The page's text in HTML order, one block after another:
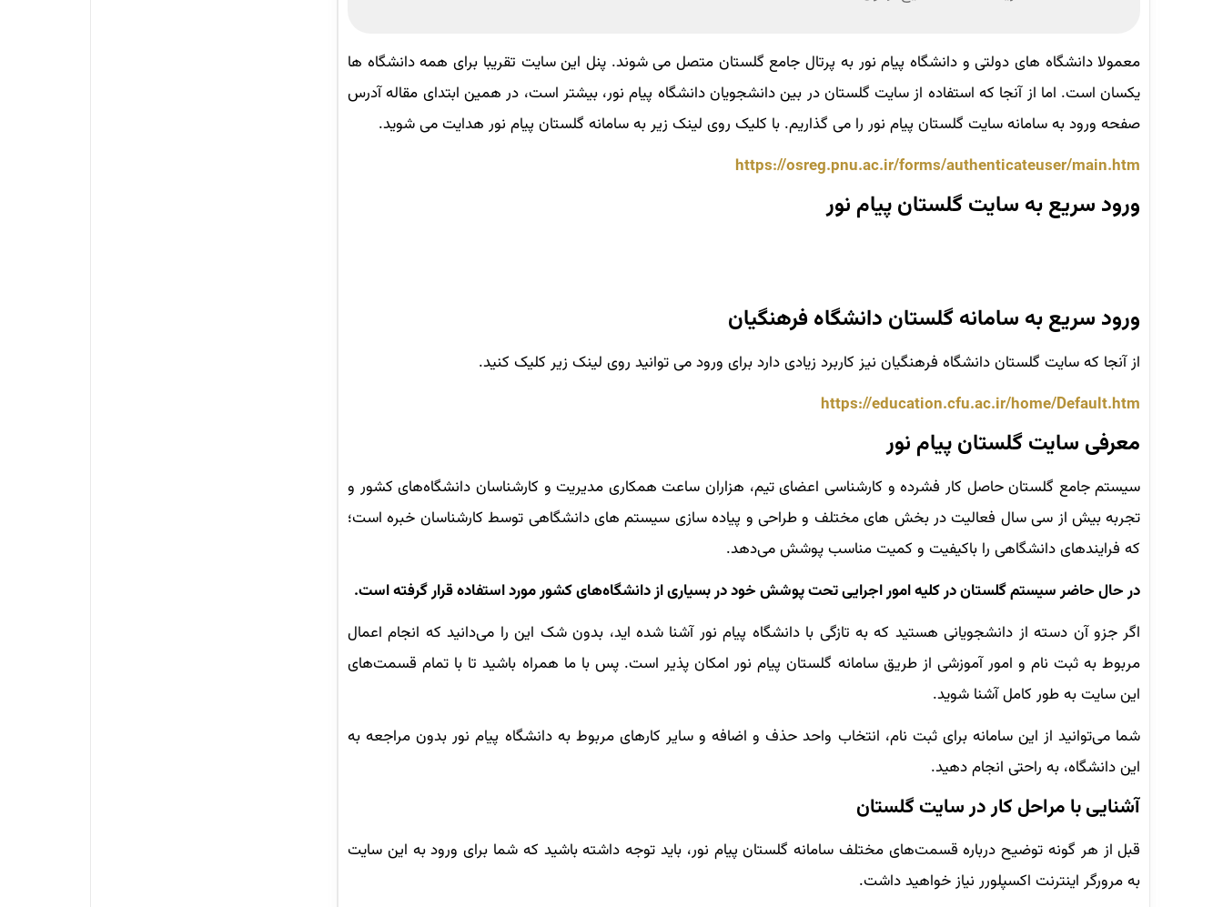
معمولا دانشگاه های دولتی و دانشگاه پیام نور به پرتال جامع گلستان متصل می شوند. پنل این سایت تقریبا برای همه دانشگاه ها
یکسان است. اما از آنجا که استفاده از سایت گلستان در بین دانشجویان دانشگاه پیام نور، بیشتر است، در همین ابتدای مقاله آدرس
صفحه ورود به سامانه سایت گلستان پیام نور را می گذاریم. با کلیک روی لینک زیر به سامانه گلستان پیام نور هدایت می شوید.
https://osreg.pnu.ac.ir/forms/authenticateuser/main.htm
ورود سریع به سایت گلستان پیام نور
ورود سریع به سامانه گلستان دانشگاه فرهنگیان
از آنجا که سایت گلستان دانشگاه فرهنگیان نیز کاربرد زیادی دارد برای ورود می توانید روی لینک زیر کلیک کنید.
https://education.cfu.ac.ir/home/Default.htm
معرفی سایت گلستان پیام نور
سیستم جامع گلستان حاصل کار فشرده و کارشناسی اعضای تیم، هزاران ساعت همکاری مدیریت و کارشناسان دانشگاه‌های کشور و
تجربه بیش از سی سال فعالیت در بخش های مختلف و طراحی و پیاده سازی سیستم های دانشگاهی توسط کارشناسان خبره است؛
که فرایندهای دانشگاهی را باکیفیت و کمیت مناسب پوشش می‌دهد.
در حال حاضر سیستم گلستان در کلیه امور اجرایی تحت پوشش خود در بسیاری از دانشگاه‌های کشور مورد استفاده قرار گرفته است.
اگر جزو آن دسته از دانشجویانی هستید که به تازگی با دانشگاه پیام نور آشنا شده اید، بدون شک این را می‌دانید که انجام اعمال
مربوط به ثبت نام و امور آموزشی از طریق سامانه گلستان پیام نور امکان پذیر است. پس با ما همراه باشید تا با تمام قسمت‌های
این سایت به طور کامل آشنا شوید.
شما می‌توانید از این سامانه برای ثبت نام، انتخاب واحد حذف و اضافه و سایر کارهای مربوط به دانشگاه پیام نور بدون مراجعه به
این دانشگاه، به راحتی انجام دهید.
آشنایی با مراحل کار در سایت گلستان
قبل از هر گونه توضیح درباره قسمت‌های مختلف سامانه گلستان پیام نور، باید توجه داشته باشید که شما برای ورود به این سایت
به مرورگر اینترنت اکسپلورر نیاز خواهید داشت.